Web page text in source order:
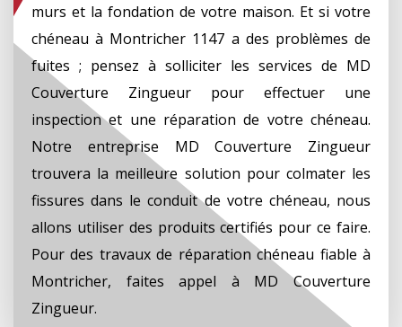
murs et la fondation de votre maison. Et si votre
chéneau à Montricher 1147 a des problèmes de
fuites ; pensez à solliciter les services de MD
Couverture Zingueur pour effectuer une
inspection et une réparation de votre chéneau.
Notre entreprise MD Couverture Zingueur
trouvera la meilleure solution pour colmater les
fissures dans le conduit de votre chéneau, nous
allons utiliser des produits certifiés pour ce faire.
Pour des travaux de réparation chéneau fiable à
Montricher, faites appel à MD Couverture
Zingueur.